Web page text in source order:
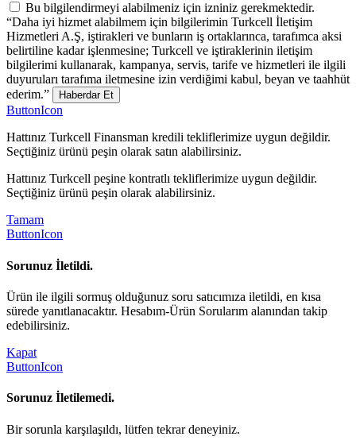
Bu bilgilendirmeyi alabilmeniz için izniniz gerekmektedir.
“Daha iyi hizmet alabilmem için bilgilerimin Turkcell İletişim
Hizmetleri A.Ş, iştirakleri ve bunların iş ortaklarınca, tarafımca aksi
belirtiline kadar işlenmesine; Turkcell ve iştiraklerinin iletişim
bilgilerimi kullanarak, kampanya, servis, tarife ve hizmetleri ile ilgili
duyuruları tarafıma iletmesine izin verdiğimi kabul, beyan ve taahhüt
ederim.”
Haberdar Et
ButtonIcon
Hattınız Turkcell Finansman kredili tekliflerimize uygun değildir.
Seçtiğiniz ürünü peşin olarak satın alabilirsiniz.
Hattınız Turkcell peşine kontratlı tekliflerimize uygun değildir.
Seçtiğiniz ürünü peşin olarak alabilirsiniz.
Tamam
ButtonIcon
Sorunuz İletildi.
Ürün ile ilgili sormuş olduğunuz soru satıcımıza iletildi, en kısa
sürede yanıtlanacaktır. Hesabım-Ürün Sorularım alanından takip
edebilirsiniz.
Kapat
ButtonIcon
Sorunuz İletilemedi.
Bir sorunla karşılaşıldı, lütfen tekrar deneyiniz.